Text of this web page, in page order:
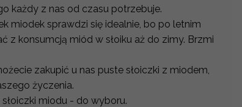
każdy z nas od czasu potrzebuje.
miodek sprawdzi się idealnie, bo po letnim
z konsumcją miód w słoiku aż do zimy. Brzmi
zakupić u nas puste słoiczki z miodem,
życzenia.
miodu - do wyboru.